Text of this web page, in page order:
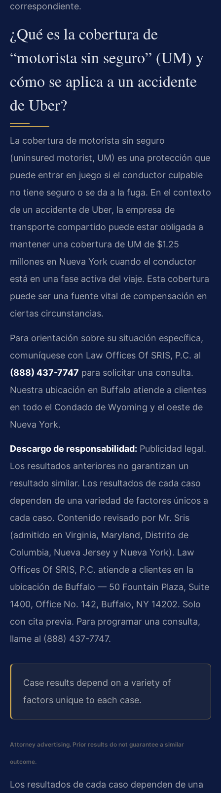
correspondiente.
¿Qué es la cobertura de
“motorista sin seguro” (UM) y
cómo se aplica a un accidente
de Uber?
La cobertura de motorista sin seguro
(uninsured motorist, UM) es una protección que
puede entrar en juego si el conductor culpable
no tiene seguro o se da a la fuga. En el contexto
de un accidente de Uber, la empresa de
transporte compartido puede estar obligada a
mantener una cobertura de UM de $1.25
millones en Nueva York cuando el conductor
está en una fase activa del viaje. Esta cobertura
puede ser una fuente vital de compensación en
ciertas circunstancias.
Para orientación sobre su situación específica,
comuníquese con Law Offices Of SRIS, P.C. al
(888) 437-7747 para solicitar una consulta.
Nuestra ubicación en Buffalo atiende a clientes
en todo el Condado de Wyoming y el oeste de
Nueva York.
Descargo de responsabilidad: Publicidad legal.
Los resultados anteriores no garantizan un
resultado similar. Los resultados de cada caso
dependen de una variedad de factores únicos a
cada caso. Contenido revisado por Mr. Sris
(admitido en Virginia, Maryland, Distrito de
Columbia, Nueva Jersey y Nueva York). Law
Offices Of SRIS, P.C. atiende a clientes en la
ubicación de Buffalo — 50 Fountain Plaza, Suite
1400, Office No. 142, Buffalo, NY 14202. Solo
con cita previa. Para programar una consulta,
llame al (888) 437-7747.
Case results depend on a variety of
factors unique to each case.
Attorney advertising. Prior results do not guarantee a similar
outcome.
Los resultados de cada caso dependen de una